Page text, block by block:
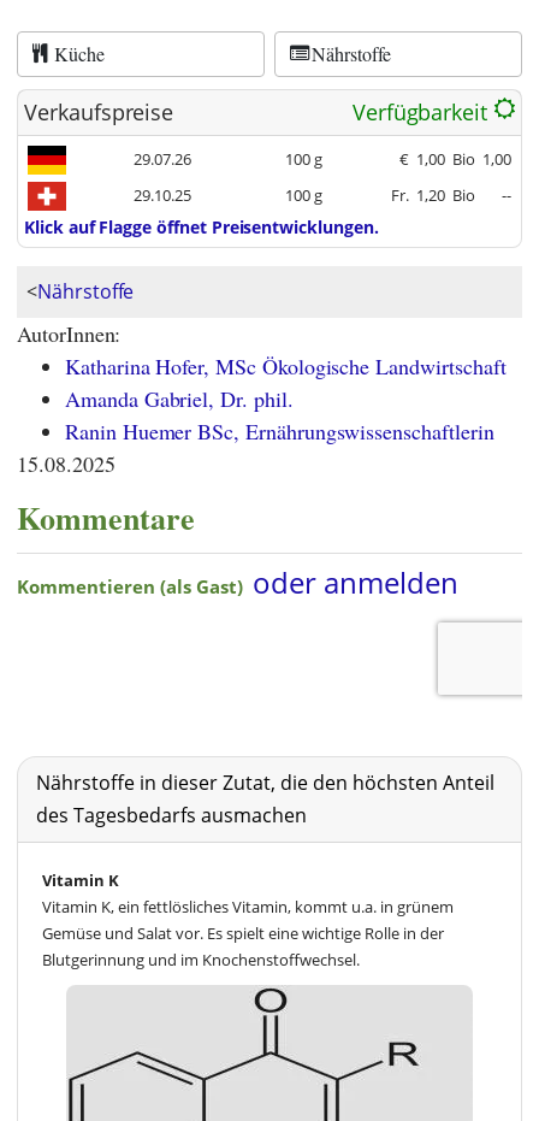
Küche Nährstoffe
Verkaufspreise Verfügbarkeit
29.07.26 100 g € 1,00 Bio 1,00
29.10.25
100 g Fr. 1,20 Bio --
Klick auf Flagge öffnet Preisentwicklungen.
<Nährstoffe
AutorInnen:
Katharina Hofer, MSc Ökologische Landwirtschaft
Amanda Gabriel, Dr. phil.
Ranin Huemer BSc, Ernährungswissenschaftlerin
15.08.2025
Kommentare
Nährstoffe in dieser Zutat, die den höchsten Anteil
des Tagesbedarfs ausmachen
Vitamin K
Vitamin K, ein fettlösliches Vitamin, kommt u.a. in grünem
Gemüse und Salat vor. Es spielt eine wichtige Rolle in der
Blutgerinnung und im Knochenstoffwechsel.